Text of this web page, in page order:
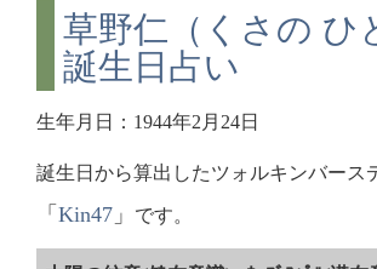
草野仁（くさの ひ
誕生日占い
生年月日：1944年2月24日
誕生日から算出したツォルキンバース
「 Kin47 」 です。